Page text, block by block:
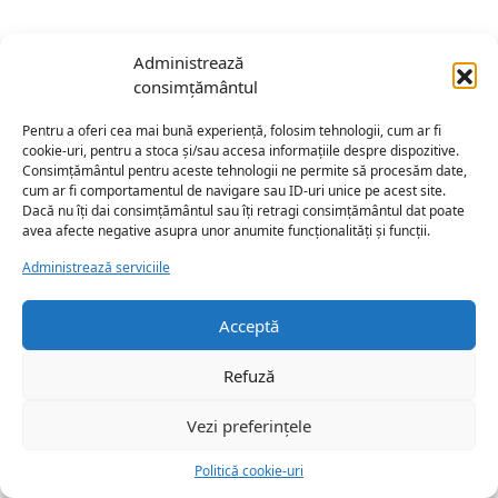
Administrează
consimțământul
Pentru a oferi cea mai bună experiență, folosim tehnologii, cum ar fi
cookie-uri, pentru a stoca și/sau accesa informațiile despre dispozitive.
Consimțământul pentru aceste tehnologii ne permite să procesăm date,
cum ar fi comportamentul de navigare sau ID-uri unice pe acest site.
Dacă nu îți dai consimțământul sau îți retragi consimțământul dat poate
avea afecte negative asupra unor anumite funcționalități și funcții.
Administrează serviciile
Acceptă
Refuză
Vezi preferințele
Politică cookie-uri